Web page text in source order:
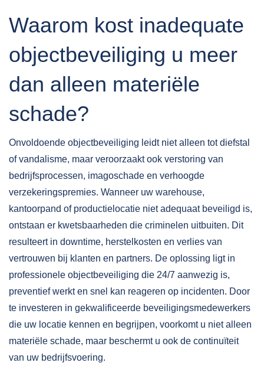
Waarom kost inadequate
objectbeveiliging u meer
dan alleen materiële
schade?
Onvoldoende objectbeveiliging leidt niet alleen tot diefstal
of vandalisme, maar veroorzaakt ook verstoring van
bedrijfsprocessen, imagoschade en verhoogde
verzekeringspremies. Wanneer uw warehouse,
kantoorpand of productielocatie niet adequaat beveiligd is,
ontstaan er kwetsbaarheden die criminelen uitbuiten. Dit
resulteert in downtime, herstelkosten en verlies van
vertrouwen bij klanten en partners. De oplossing ligt in
professionele objectbeveiliging die 24/7 aanwezig is,
preventief werkt en snel kan reageren op incidenten. Door
te investeren in gekwalificeerde beveiligingsmedewerkers
die uw locatie kennen en begrijpen, voorkomt u niet alleen
materiële schade, maar beschermt u ook de continuïteit
van uw bedrijfsvoering.